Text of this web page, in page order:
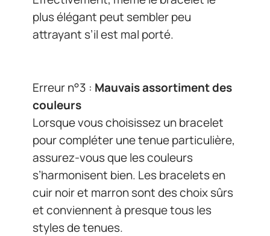
plus élégant peut sembler peu
attrayant s’il est mal porté.
Erreur n°3 : Mauvais assortiment des
couleurs
Lorsque vous choisissez un bracelet
pour compléter une tenue particulière,
assurez-vous que les couleurs
s’harmonisent bien. Les bracelets en
cuir noir et marron sont des choix sûrs
et conviennent à presque tous les
styles de tenues.